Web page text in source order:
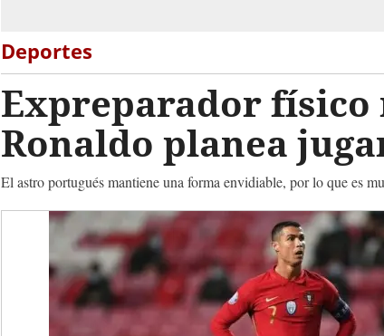
Deportes
Expreparador físico
Ronaldo planea
El astro portugués mantiene una forma envidiable, por lo que es